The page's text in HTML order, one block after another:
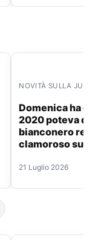
NOVITÀ SULLA
Domenica ha deciso il mondiale
2020 poteva
bianconero
clamoroso su
21 Luglio 2026